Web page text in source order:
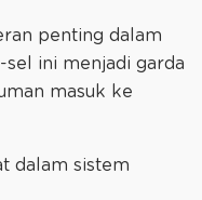
penting dalam
ini menjadi garda
masuk ke
dalam sistem